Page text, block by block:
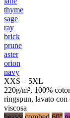
thyme
sage
ray
brick
prune
aster
orion
navy
XXS – 5XL
220g/m², 100%
ringspun, lavato
viscosa